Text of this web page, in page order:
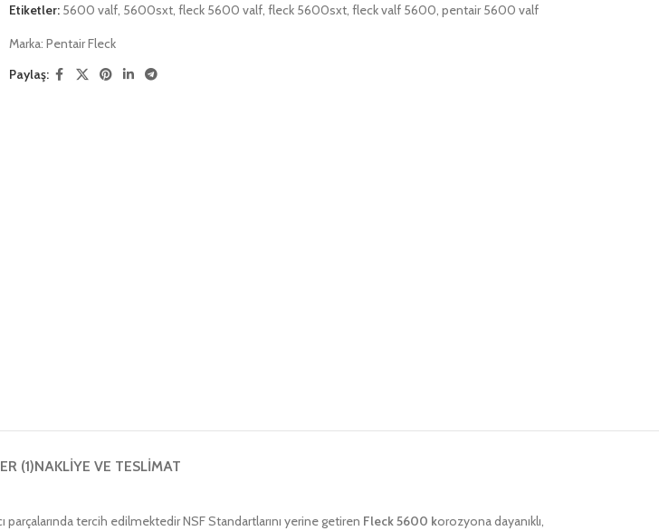
Etiketler: 5600 valf, 5600sxt, fleck 5600 valf, fleck 5600sxt, fleck valf 5600 pentair 5600 valf
Marka: Pentair Fleck
Paylaş:
(1)NAKLIYE VE TESLIMAT
tercih edilmektedir NSF Standartlarını yerine getiren Fleck 5600 korozyona dayanıklı,